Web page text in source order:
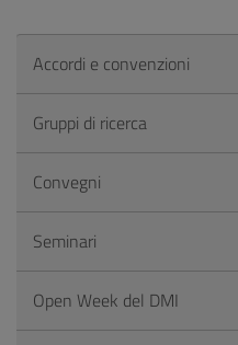
Accordi e convenzioni
Gruppi di ricerca
Convegni
Seminari
Open Week del DMI